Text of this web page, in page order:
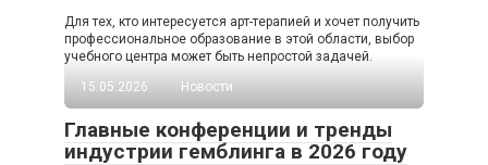
Для тех, кто интересуется арт-терапией и хочет получить
профессиональное образование в этой области, выбор
учебного центра может быть непростой задачей.
15.05.2026
Новости
Главные конференции и тренды
индустрии гемблинга в 2026 году